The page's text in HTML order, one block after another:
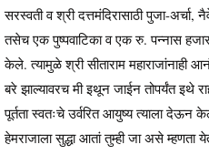
सरस्वती व श्री दत्तमंदिरासाठी पुजा-अर्चा,
तसेच एक पुष्पवाटिका व एक रु. पन्नास
केले. त्यामुळे श्री सीताराम महाराजांनाही
बरे झाल्यावरच मी इथून जाईन तोपर्यंत इथे
पूर्तता स्वतःचे उर्वरित आयुष्य त्याला देऊन
हेमराजाला सुद्धा आतां तुम्ही जा असे म्हणता